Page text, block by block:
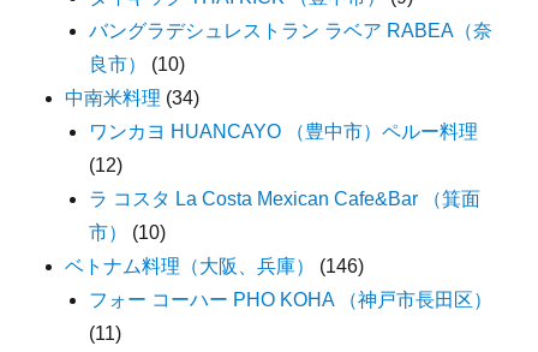
バングラデシュレストラン ラベア RABEA（奈
良市）
(10)
中南米料理 (34)
ワンカヨ HUANCAYO （豊中市）ペルー料理
(12)
ラ コスタ La Costa Mexican Cafe&Bar （箕面
市）
(10)
ベトナム料理（大阪、兵庫）
(146)
フォー コーハー PHO KOHA （神戸市長田区）
(11)